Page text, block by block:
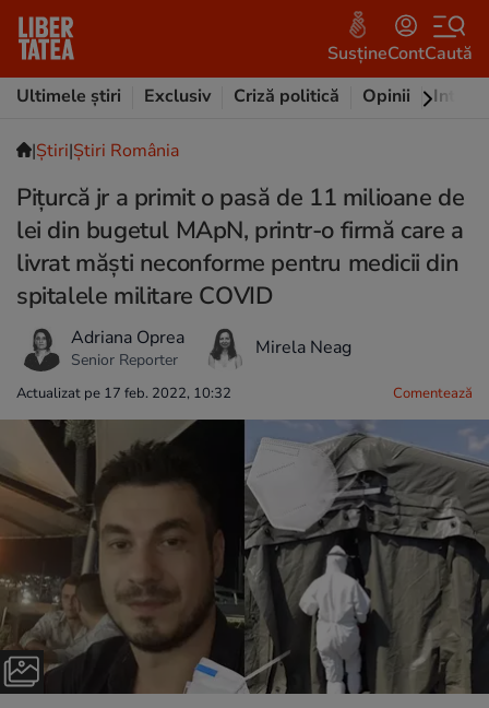
SusțineContCaută
Ultimele știri
Exclusiv Criză politică Opinii
|Ştiri|Știri România
Piţurcă jr a primit o pasă de 11 milioane de
lei din bugetul MApN, printr-o firmă care a
livrat măşti neconforme pentru medicii din
spitalele militare COVID
Adriana Oprea
Senior Reporter Mirela Neag
Actualizat pe 17 feb. 2022, 10:32 Comentează